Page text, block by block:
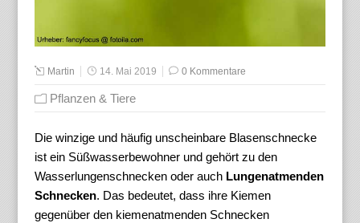
Martin 14. Mai 2019 0 Kommentare
Pflanzen & Tiere
Die winzige und häufig unscheinbare Blasenschnecke
ist ein Süßwasserbewohner und gehört zu den
Wasserlungenschnecken oder auch Lungenatmenden
Schnecken. Das bedeutet, dass ihre Kiemen
gegenüber den kiemenatmenden Schnecken